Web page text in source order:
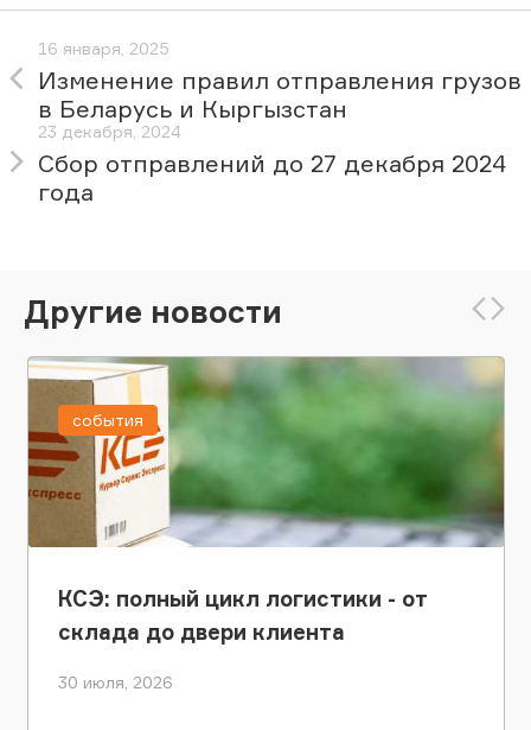
16 января, 2025
Изменение правил отправления грузов
в Беларусь и Кыргызстан
23 декабря, 2024
Сбор отправлений до 27 декабря 2024
года
Другие новости
КСЭ: полный цикл логистики - от
склада до двери клиента
30 июля, 2026
события